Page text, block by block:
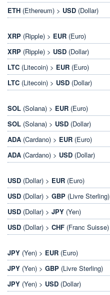
ETH (Ethereum) > USD (Dollar)
XRP (Ripple) > EUR (Euro)
XRP (Ripple) > USD (Dollar)
LTC (Litecoin) > EUR (Euro)
LTC (Litecoin) > USD (Dollar)
SOL (Solana) > EUR (Euro)
SOL (Solana) > USD (Dollar)
ADA (Cardano) > EUR (Euro)
ADA (Cardano) > USD (Dollar)
USD (Dollar) > EUR (Euro)
USD (Dollar) > GBP (Livre Sterling)
USD (Dollar) > JPY (Yen)
USD (Dollar) > CHF (Franc Suisse)
JPY (Yen) > EUR (Euro)
JPY (Yen) > GBP (Livre Sterling)
JPY (Yen) > USD (Dollar)